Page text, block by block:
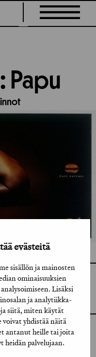
evästeitä
sisällön ja mainosten
ominaisuuksien
Lisäksi
ja analytiikka-
siitä, miten käytät
yhdistää näitä
antanut heille tai joita
palvelujaan.
Papu
GRAFIA RY
GRAFIA(AT)GRAFIA.FI
UUDENMAANKATU 11 B 9,
00120 HELSINKI